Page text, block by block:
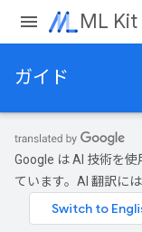
ML Kit
ガイド
Google は AI 技術を
ています。AI 翻訳に